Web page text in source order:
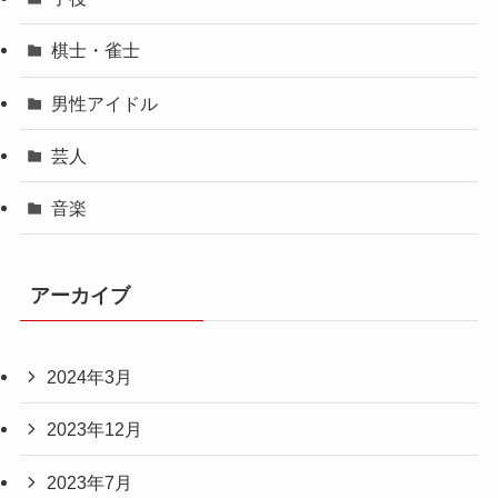
棋士・雀士
男性アイドル
芸人
音楽
アーカイブ
2024年3月
2023年12月
2023年7月